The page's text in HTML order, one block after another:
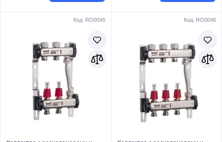
KOER
Тип изделия
Коллекторы
Вид изделия
Коллектор
вентильный
Назначение
Для систем
отопления
Тип коллектора
радиаторной
разводки
Торговая марка
ROHO
Тип изделия
Водяной теплый
Вид изделия
Коллектор с
расходомерами
Назначение
Для систем
отопления
Код: RO0045 Код: RO0046